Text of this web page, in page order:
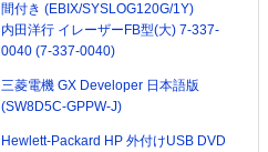
間付き (EBIX/SYSLOG120G/1Y)
内田洋行 イレーザーFB型(大) 7-337-
0040 (7-337-0040)
三菱電機 GX Developer 日本語版
(SW8D5C-GPPW-J)
Hewlett-Packard HP 外付けUSB DVD